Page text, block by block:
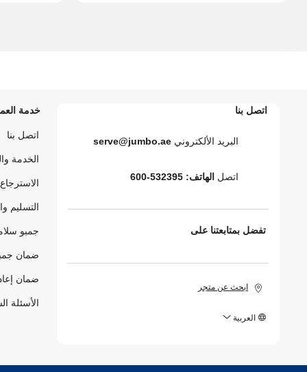
اتصل بنا
البريد الألكتروني serve@jumbo.ae
اتصلالهاتف: 532395-600
تفضل بمتابعتنا على
ابحث عن متجر
العربية
خدمة
اتصل بنا
الخدمة
التسليم
جمبو
ضمان
ضمان
الأسئلة